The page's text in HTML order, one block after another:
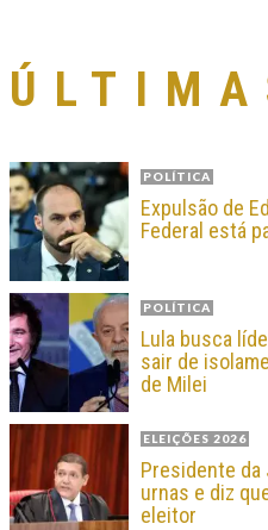
POLÍTICA
Expulsão de
Federal está
POLÍTICA
Lula busca
sair de
de Milei
ELEIÇÕES 2026
Presidente
urnas e diz
eleitor